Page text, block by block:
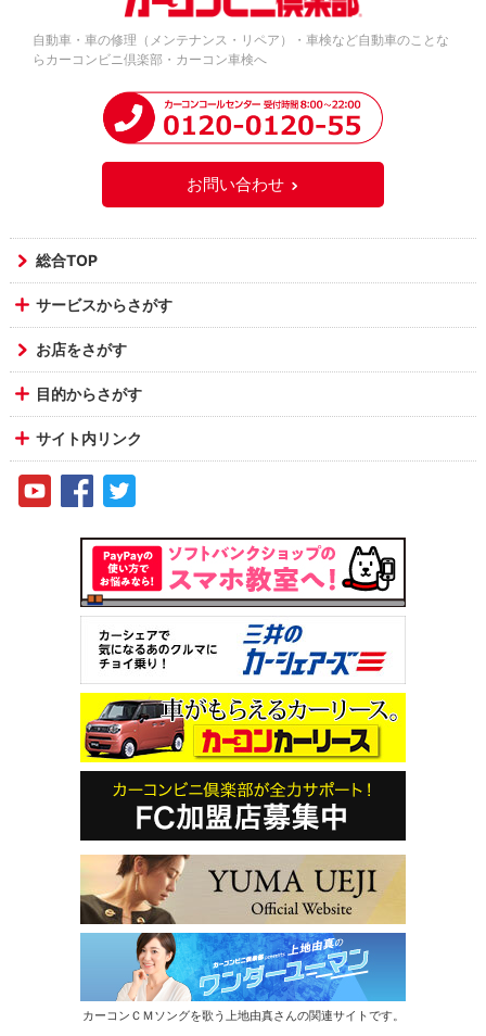
自動車・車の修理（メンテナンス・リペア）・車検など自動車のことな
らカーコンビニ倶楽部・カーコン車検へ
お問い合わせ
総合TOP
サービスからさがす
お店をさがす
目的からさがす
サイト内リンク
カーコンＣＭソングを歌う上地由真さんの関連サイトです。